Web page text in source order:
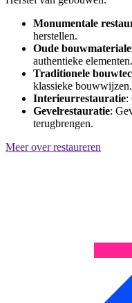
Monumentale
herstellen.
Oude
authentieke elementen.
Traditionele
klassieke bouwwijzen.
Interieurrestauratie:
Gevelrestauratie:
terugbrengen.
Meer over restaureren